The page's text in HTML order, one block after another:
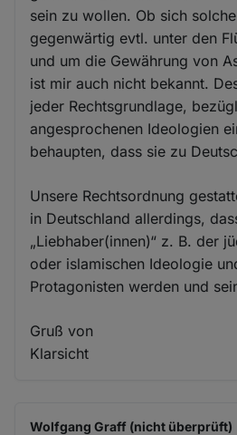
sein zu wollen. Ob sich
gegenwärtig evtl. unter den
und um die Gewährung von
ist mir auch nicht bekannt.
jeder Rechtsgrundlage,
angesprochenen Ideologien
behaupten, dass sie zu
Unsere Rechtsordnung
in Deutschland allerdings,
„Liebhaber(innen)“ z. B. der
oder islamischen Ideologie
Protagonisten werden und
Gruß von
Klarsicht
Wolfgang Graff (nicht überprüft)